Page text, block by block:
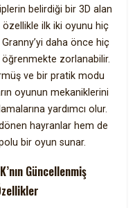
belirdiği bir 3D alan
ilk iki oyunu hiç
daha önce hiç
zorlanabilir.
ve bir pratik modu
oyunun mekaniklerini
yardımcı olur.
hayranlar hem de
bir oyun sunar.
Güncellenmiş